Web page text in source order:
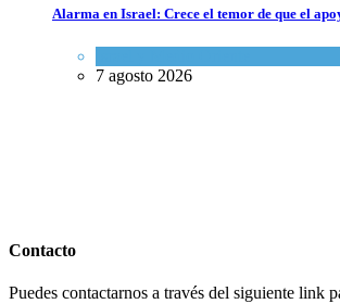
Alarma en Israel: Crece el temor de que el
7 agosto 2026
Contacto
Puedes contactarnos a través del siguiente link